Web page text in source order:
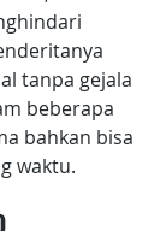
tanpa gejala
beberapa
bahkan bisa
waktu.